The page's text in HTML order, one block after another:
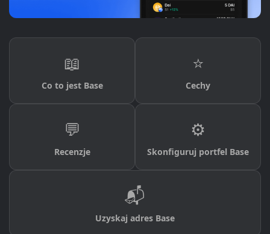
📖
Co to jest Base
⭐
Cechy
💬
Recenzje
⚙️
Skonfiguruj portfel Base
📬
Uzyskaj adres Base